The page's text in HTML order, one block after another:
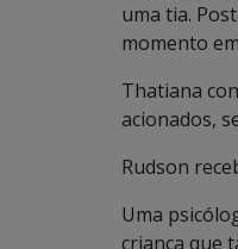
uma tia.
momento
Thatiana
acionados,
Rudson
Uma
criança que